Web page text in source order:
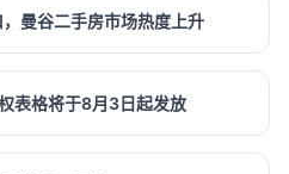
曼谷二手房市场热度上升
表格将于8月3日起发放